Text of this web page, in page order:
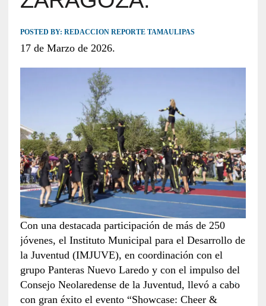
POSTED BY: REDACCION REPORTE TAMAULIPAS
17 de Marzo de 2026.
Con una destacada participación de más de 250
jóvenes, el Instituto Municipal para el Desarrollo de
la Juventud (IMJUVE), en coordinación con el
grupo Panteras Nuevo Laredo y con el impulso del
Consejo Neolaredense de la Juventud, llevó a cabo
con gran éxito el evento “Showcase: Cheer &